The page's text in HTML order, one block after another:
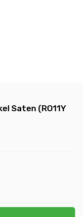
Saten (RO11Y